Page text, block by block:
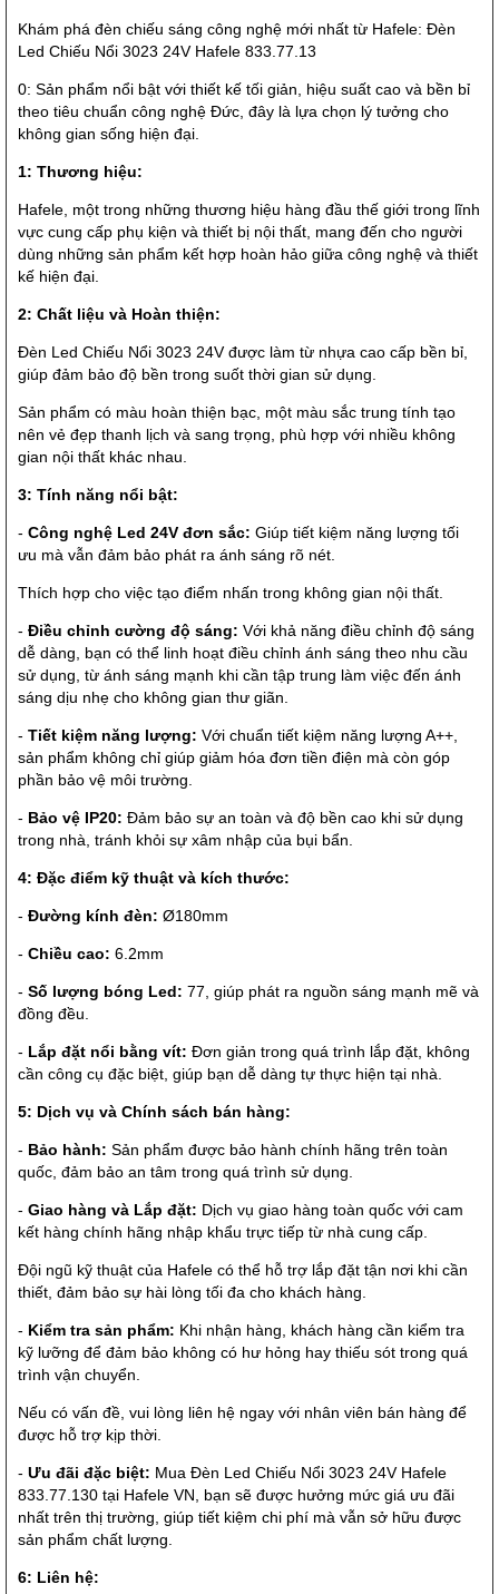
Khám phá đèn chiếu sáng công nghệ mới nhất từ Hafele: Đèn
Led Chiếu Nổi 3023 24V Hafele 833.77.13
0: Sản phẩm nổi bật với thiết kế tối giản, hiệu suất cao và bền bỉ
theo tiêu chuẩn công nghệ Đức, đây là lựa chọn lý tưởng cho
không gian sống hiện đại.
1: Thương hiệu:
Hafele, một trong những thương hiệu hàng đầu thế giới trong lĩnh
vực cung cấp phụ kiện và thiết bị nội thất, mang đến cho người
dùng những sản phẩm kết hợp hoàn hảo giữa công nghệ và thiết
kế hiện đại.
2: Chất liệu và Hoàn thiện:
Đèn Led Chiếu Nổi 3023 24V được làm từ nhựa cao cấp bền bỉ,
giúp đảm bảo độ bền trong suốt thời gian sử dụng.
Sản phẩm có màu hoàn thiện bạc, một màu sắc trung tính tạo
nên vẻ đẹp thanh lịch và sang trọng, phù hợp với nhiều không
gian nội thất khác nhau.
3: Tính năng nổi bật:
- Công nghệ Led 24V đơn sắc: Giúp tiết kiệm năng lượng tối
ưu mà vẫn đảm bảo phát ra ánh sáng rõ nét.
Thích hợp cho việc tạo điểm nhấn trong không gian nội thất.
- Điều chỉnh cường độ sáng: Với khả năng điều chỉnh độ sáng
dễ dàng, bạn có thể linh hoạt điều chỉnh ánh sáng theo nhu cầu
sử dụng, từ ánh sáng mạnh khi cần tập trung làm việc đến ánh
sáng dịu nhẹ cho không gian thư giãn.
- Tiết kiệm năng lượng: Với chuẩn tiết kiệm năng lượng A++,
sản phẩm không chỉ giúp giảm hóa đơn tiền điện mà còn góp
phần bảo vệ môi trường.
- Bảo vệ IP20: Đảm bảo sự an toàn và độ bền cao khi sử dụng
trong nhà, tránh khỏi sự xâm nhập của bụi bẩn.
4: Đặc điểm kỹ thuật và kích thước:
- Đường kính đèn: Ø180mm
- Chiều cao: 6.2mm
- Số lượng bóng Led: 77, giúp phát ra nguồn sáng mạnh mẽ và
đồng đều.
- Lắp đặt nổi bằng vít: Đơn giản trong quá trình lắp đặt, không
cần công cụ đặc biệt, giúp bạn dễ dàng tự thực hiện tại nhà.
5: Dịch vụ và Chính sách bán hàng:
- Bảo hành: Sản phẩm được bảo hành chính hãng trên toàn
quốc, đảm bảo an tâm trong quá trình sử dụng.
- Giao hàng và Lắp đặt: Dịch vụ giao hàng toàn quốc với cam
kết hàng chính hãng nhập khẩu trực tiếp từ nhà cung cấp.
Đội ngũ kỹ thuật của Hafele có thể hỗ trợ lắp đặt tận nơi khi cần
thiết, đảm bảo sự hài lòng tối đa cho khách hàng.
- Kiểm tra sản phẩm: Khi nhận hàng, khách hàng cần kiểm tra
kỹ lưỡng để đảm bảo không có hư hỏng hay thiếu sót trong quá
trình vận chuyển.
Nếu có vấn đề, vui lòng liên hệ ngay với nhân viên bán hàng để
được hỗ trợ kịp thời.
- Ưu đãi đặc biệt: Mua Đèn Led Chiếu Nổi 3023 24V Hafele
833.77.130 tại Hafele VN, bạn sẽ được hưởng mức giá ưu đãi
nhất trên thị trường, giúp tiết kiệm chi phí mà vẫn sở hữu được
sản phẩm chất lượng.
6: Liên hệ: